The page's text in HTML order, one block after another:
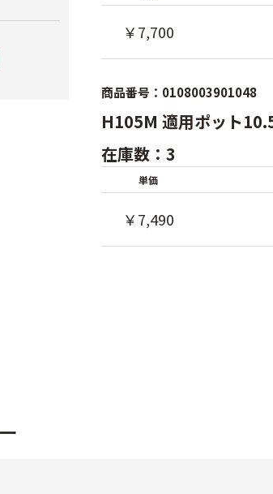
￥1,340
￥7,700
商品番号：0108003901048
H105M 適用ポット
在庫数：3
単価
￥7,490